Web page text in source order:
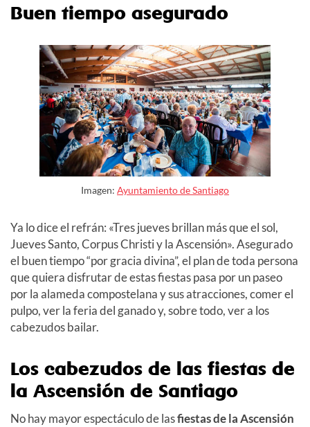
Buen tiempo asegurado
Imagen: Ayuntamiento de Santiago
Ya lo dice el refrán: «Tres jueves brillan más que el sol,
Jueves Santo, Corpus Christi y la Ascensión». Asegurado
el buen tiempo “por gracia divina”, el plan de toda persona
que quiera disfrutar de estas fiestas pasa por un paseo
por la alameda compostelana y sus atracciones, comer el
pulpo, ver la feria del ganado y, sobre todo, ver a los
cabezudos bailar.
Los cabezudos de las fiestas de
la Ascensión de Santiago
No hay mayor espectáculo de lasfiestas de la Ascensión